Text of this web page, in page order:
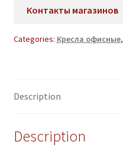
Контакты магазинов
Categories: Кресла офисные,
Description
Description